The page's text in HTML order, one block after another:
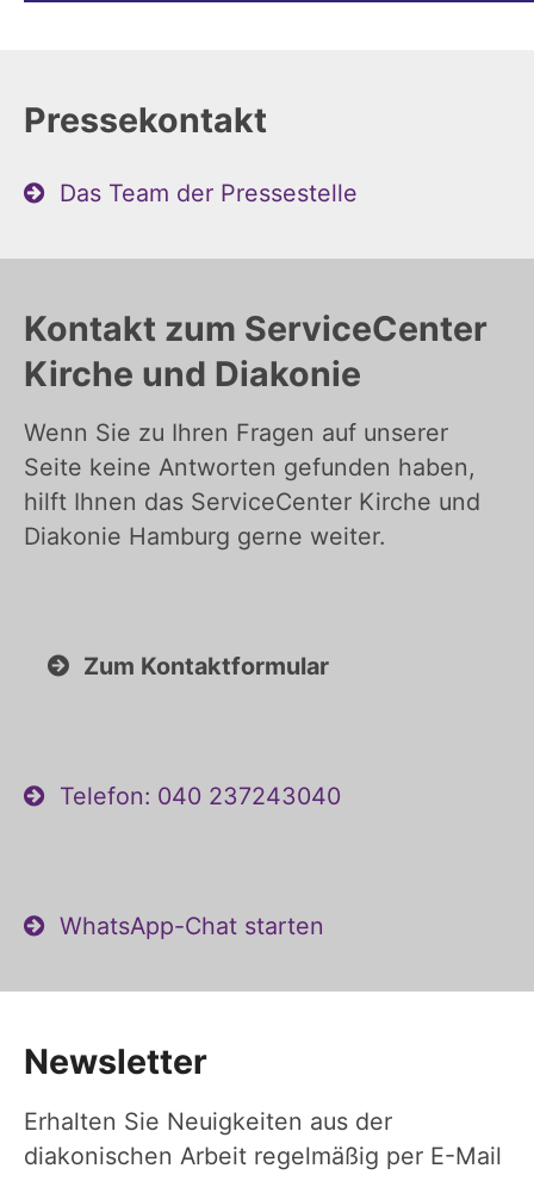
Pressekontakt
Das Team der Pressestelle
Kontakt zum ServiceCenter
Kirche und Diakonie
Wenn Sie zu Ihren Fragen auf unserer
Seite keine Antworten gefunden haben,
hilft Ihnen das ServiceCenter Kirche und
Diakonie Hamburg gerne weiter.
Zum Kontaktformular
Telefon: 040 237243040
WhatsApp-Chat starten
Newsletter
Erhalten Sie Neuigkeiten aus der
diakonischen Arbeit regelmäßig per E-Mail